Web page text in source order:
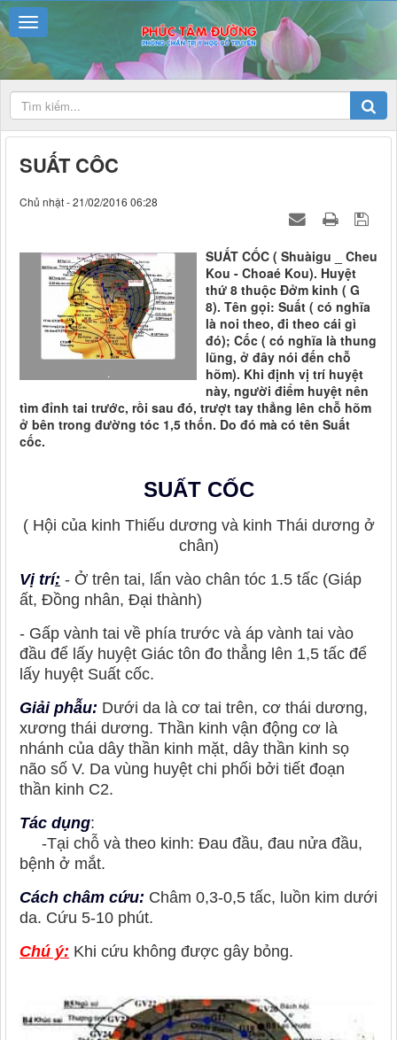
SUẤT CÔC
Chủ nhật - 21/02/2016 06:28
.
SUẤT CỐC ( Shuàigu _ Cheu
Kou - Choaé Kou). Huyệt
thứ 8 thuộc Đởm kinh ( G
8). Tên gọi: Suất ( có nghĩa
là noi theo, đi theo cái gì
đó); Cốc ( có nghĩa là thung
lũng, ở đây nói đến chỗ
hõm). Khi định vị trí huyệt
này, người điểm huyệt nên
tìm đỉnh tai trước, rồi sau đó, trượt tay thẳng lên chỗ hõm
ở bên trong đường tóc 1,5 thốn. Do đó mà có tên Suất
cốc.
SUẤT CỐC
( Hội của kinh Thiếu dương và kinh Thái dương ở
chân)
Vị trí: - Ở trên tai, lấn vào chân tóc 1.5 tấc (Giáp
ất, Đồng nhân, Đại thành)
- Gấp vành tai về phía trước và áp vành tai vào
đầu để lấy huyệt Giác tôn đo thẳng lên 1,5 tấc để
lấy huyệt Suất cốc.
Giải phẫu: Dưới da là cơ tai trên, cơ thái dương,
xương thái dương. Thần kinh vận động cơ là
nhánh của dây thần kinh mặt, dây thần kinh sọ
não số V. Da vùng huyệt chi phối bởi tiết đoạn
thần kinh C2.
Tác dụng:
-Tại chỗ và theo kinh: Đau đầu, đau nửa đầu,
bệnh ở mắt.
Cách châm cứu: Châm 0,3-0,5 tấc, luồn kim dưới
da. Cứu 5-10 phút.
Chú ý: Khi cứu không được gây bỏng.